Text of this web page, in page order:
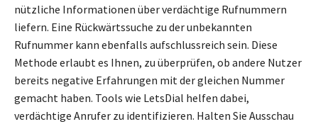
nützliche Informationen über verdächtige Rufnummern
liefern. Eine Rückwärtssuche zu der unbekannten
Rufnummer kann ebenfalls aufschlussreich sein. Diese
Methode erlaubt es Ihnen, zu überprüfen, ob andere Nutzer
bereits negative Erfahrungen mit der gleichen Nummer
gemacht haben. Tools wie LetsDial helfen dabei,
verdächtige Anrufer zu identifizieren. Halten Sie Ausschau